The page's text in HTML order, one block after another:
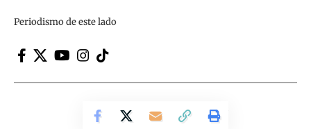
Periodismo de este lado
Canal Abierto | Periodismo de este lado